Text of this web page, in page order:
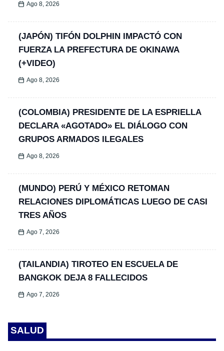
Ago 8, 2026
(JAPÓN) TIFÓN DOLPHIN IMPACTÓ CON
FUERZA LA PREFECTURA DE OKINAWA
(+VIDEO)
Ago 8, 2026
(COLOMBIA) PRESIDENTE DE LA ESPRIELLA
DECLARA «AGOTADO» EL DIÁLOGO CON
GRUPOS ARMADOS ILEGALES
Ago 8, 2026
(MUNDO) PERÚ Y MÉXICO RETOMAN
RELACIONES DIPLOMÁTICAS LUEGO DE CASI
TRES AÑOS
Ago 7, 2026
(TAILANDIA) TIROTEO EN ESCUELA DE
BANGKOK DEJA 8 FALLECIDOS
Ago 7, 2026
SALUD